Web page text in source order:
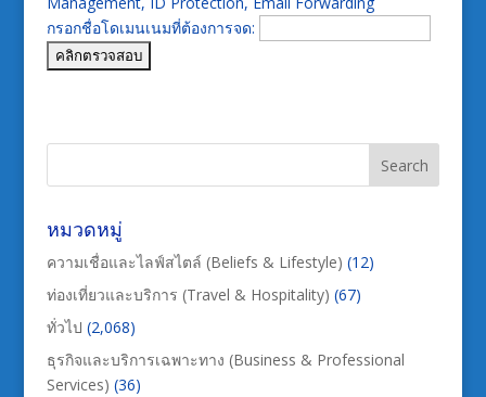
กรอกชื่อโดเมนเนมที่ต้องการจด:
หมวดหมู่
ความเชื่อและไลฟ์สไตล์ (Beliefs & Lifestyle) (12)
ท่องเที่ยวและบริการ (Travel & Hospitality) (67)
ทั่วไป (2,068)
ธุรกิจและบริการเฉพาะทาง (Business & Professional
Services) (36)